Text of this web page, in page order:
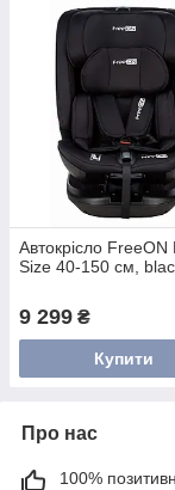
Автокрісло FreeON
Size 40-150 см,
9 299 ₴
Купити
Про нас
100%